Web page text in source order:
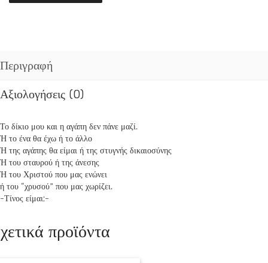
Περιγραφή
Αξιολογήσεις (0)
Το δίκιο μου και η αγάπη δεν πάνε μαζί.
Ή το ένα θα έχω ή το άλλο
Ή της αγάπης θα είμαι ή της στυγνής δικαιοσύνης
Ή του σταυρού ή της άνεσης
Ή του Χριστού που μας ενώνει
ή του “χρυσού” που μας χωρίζει.
-Τίνος είμαι;-
προϊόντα